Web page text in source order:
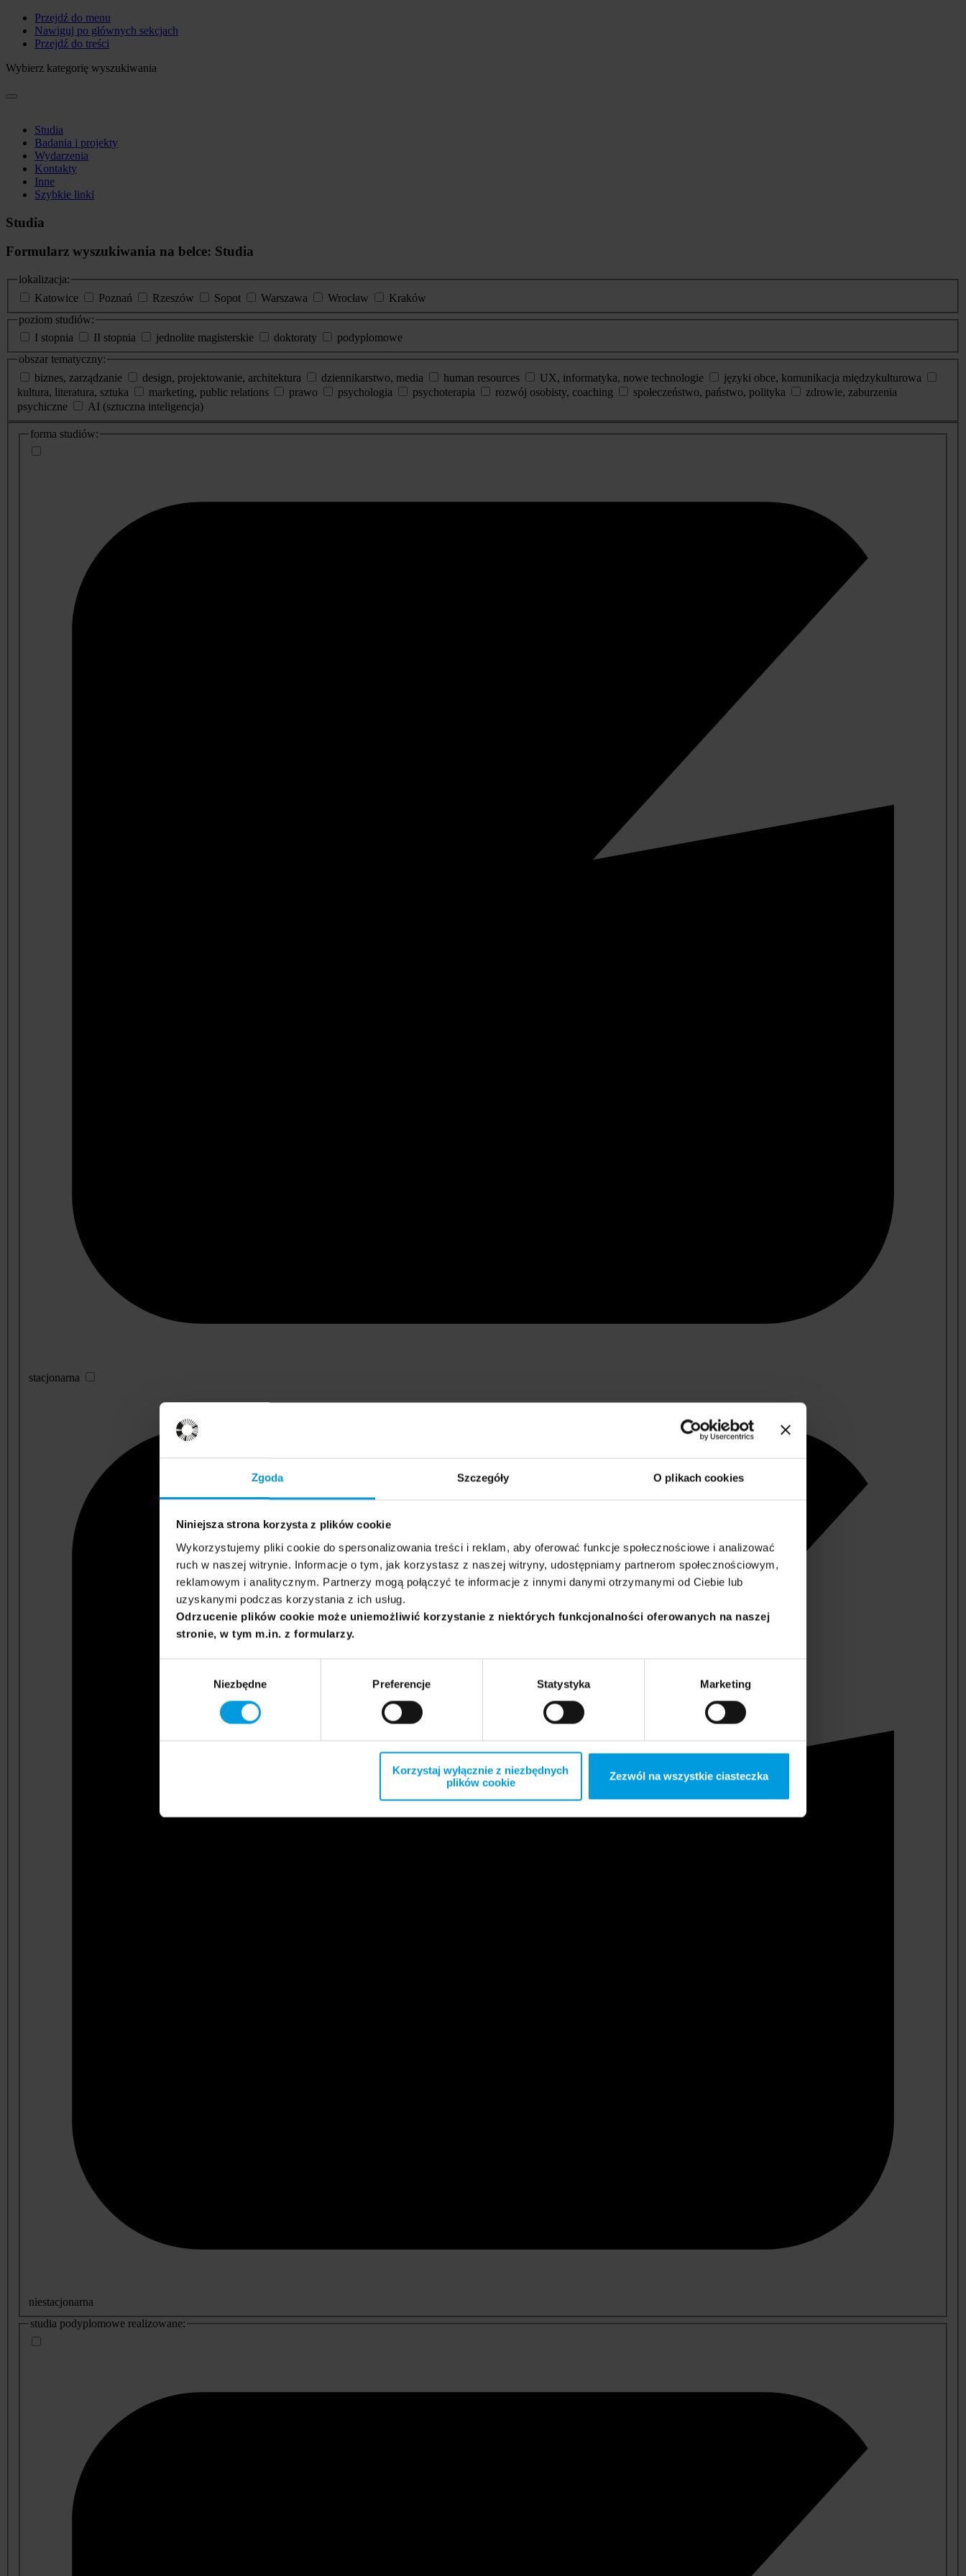
Zgoda Szczegóły O plikach cookies
Niniejsza strona korzysta z plików cookie
Wykorzystujemy pliki cookie do spersonalizowania treści i reklam, aby oferować funkcje społecznościowe i analizować
ruch w naszej witrynie. Informacje o tym, jak korzystasz z naszej witryny, udostępniamy partnerom społecznościowym,
reklamowym i analitycznym. Partnerzy mogą połączyć te informacje z innymi danymi otrzymanymi od Ciebie lub
uzyskanymi podczas korzystania z ich usług.
Odrzucenie plików cookie może uniemożliwić korzystanie z niektórych funkcjonalności oferowanych na naszej
stronie, w tym m.in. z formularzy.
Niezbędne Preferencje Statystyka Marketing
Korzystaj wyłącznie z niezbędnych
plików cookie
Zezwól na wszystkie ciasteczka
Przejdź do menu
Nawiguj po głównych sekcjach
Przejdź do treści
Wybierz kategorię wyszukiwania
Studia
Badania i projekty
Wydarzenia
Kontakty
Inne
Szybkie linki
Studia
Formularz wyszukiwania na belce: Studia
lokalizacja:
Katowice
Poznań Rzeszów Sopot Warszawa Wrocław
Kraków
poziom studiów:
I stopnia
II stopnia jednolite magisterskie doktoraty
podyplomowe
obszar tematyczny:
biznes, zarządzanie
design, projektowanie, architektura dziennikarstwo, media human resources UX, informatyka, nowe technologie
języki obce, komunikacja międzykulturowa
kultura, literatura, sztuka
marketing, public relations prawo psychologia psychoterapia rozwój osobisty, coaching społeczeństwo, państwo, polityka
zdrowie, zaburzenia
psychiczne
AI (sztuczna inteligencja)
dodatkowe
informacje
forma studiów:
stacjonarna
niestacjonarna
studia podyplomowe realizowane: